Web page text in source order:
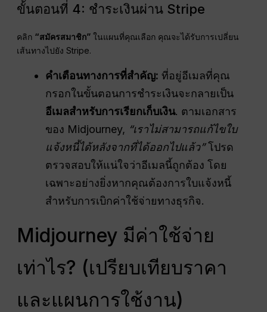
ขั้นตอนที่ 4: ชำระเงินผ่าน Stripe
คลิก “สมัครสมาชิก” ในแผนที่คุณเลือก คุณจะได้รับการเปลี่ยน
เส้นทางไปยัง Stripe.
คำเตือนทางการที่สำคัญ: ที่อยู่อีเมลที่คุณ
กรอกในขั้นตอนการชำระเงินจะกลายเป็น
อีเมลสำหรับการเรียกเก็บเงิน. ตามเอกสาร
ของ Midjourney, “เราไม่สามารถแก้ไขใบ
แจ้งหนี้ได้หลังจากที่ได้ออกไปแล้ว”โปรด
ตรวจสอบให้แน่ใจว่าอีเมลนี้ถูกต้อง โดย
เฉพาะอย่างยิ่งหากคุณต้องการใบแจ้งหนี้
สำหรับการเบิกค่าใช้จ่ายทางธุรกิจ.
Midjourney มีค่าใช้จ่าย
เท่าไร? (เปรียบเทียบราคา
และแผนการใช้งาน)